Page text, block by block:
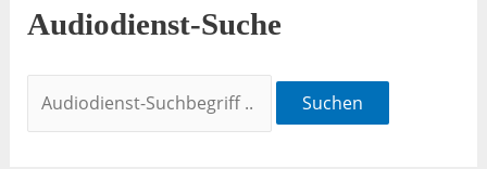
Audiodienst-Suche
Suchen